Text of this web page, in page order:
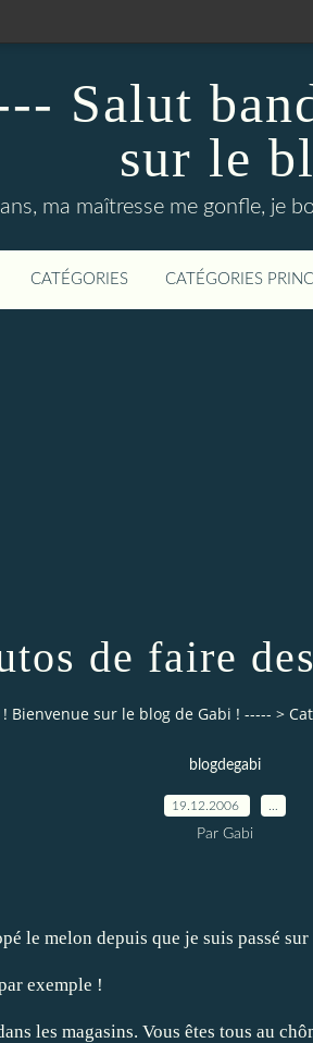
Salut
sur le
ma maîtresse me gonfle, je
CATÉGORIES CATÉGORIES
de faire
Bienvenue sur le blog de Gabi ! ----- >
blogdegabi
19.12.2006
Par Gabi
le melon depuis que je suis passé
exemple !
les magasins. Vous êtes tous au